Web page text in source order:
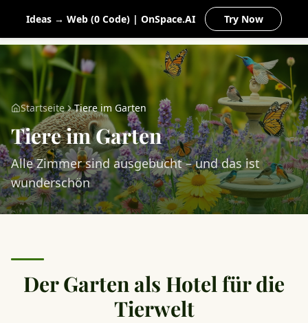
Ideas → Web (0 Code) | OnSpace.AI Try Now
MEIN
Startseite Tiere im Garten
Tiere im Garten
Alle Zimmer sind ausgebucht – und das ist
wunderschön
Der Garten als Hotel für die
Tierwelt